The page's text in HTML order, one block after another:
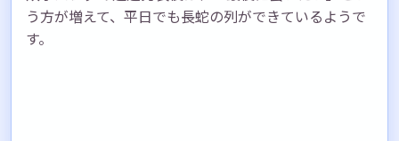
う方が増えて、平日でも長蛇の列ができているようで
す。